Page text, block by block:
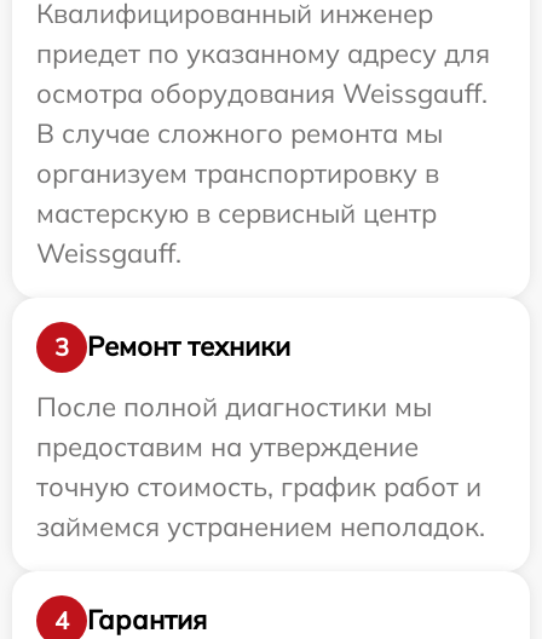
Квалифицированный инженер
приедет по указанному адресу для
осмотра оборудования Weissgauff.
В случае сложного ремонта мы
организуем транспортировку в
мастерскую в сервисный центр
Weissgauff.
3
Ремонт техники
После полной диагностики мы
предоставим на утверждение
точную стоимость, график работ и
займемся устранением неполадок.
4
Гарантия